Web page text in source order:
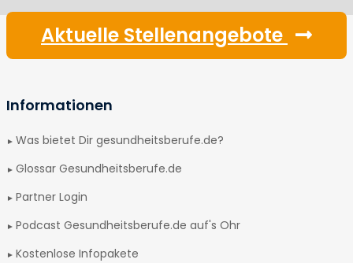
Aktuelle Stellenangebote
Informationen
Was bietet Dir gesundheitsberufe.de?
Glossar Gesundheitsberufe.de
Partner Login
Podcast Gesundheitsberufe.de auf's Ohr
Kostenlose Infopakete